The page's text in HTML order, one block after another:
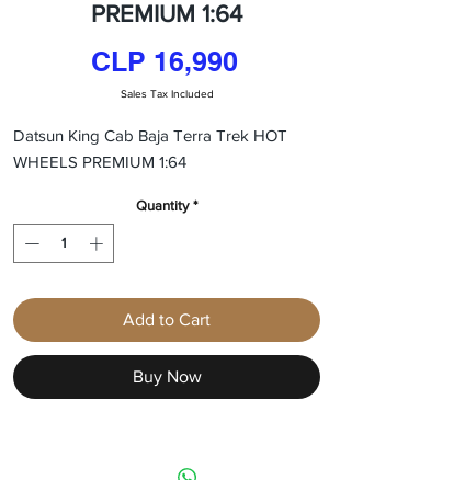
PREMIUM 1:64
CLP 16,990Price
Sales Tax Included
Datsun King Cab Baja Terra Trek HOT
WHEELS PREMIUM 1:64
Quantity *
Add to Cart
Buy Now